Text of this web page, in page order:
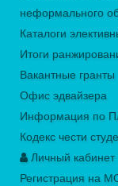
неформального
Каталоги
Итоги
Вакантные гранты
Офис эдвайзера
Информация по
Кодекс чести
Личный кабинет
Регистрация на